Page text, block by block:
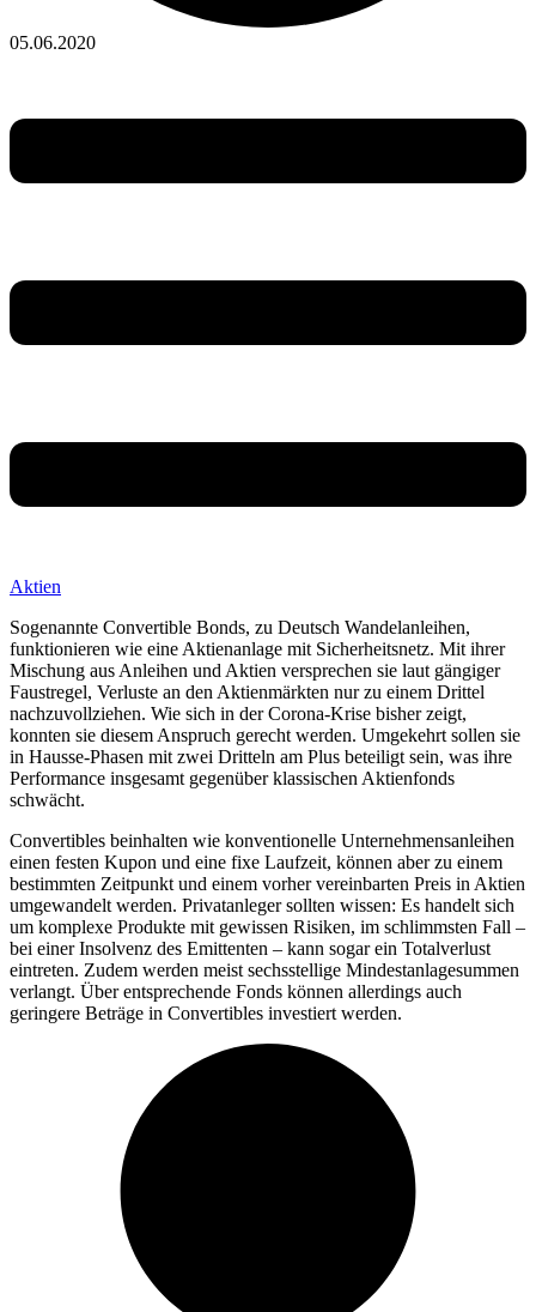
05.06.2020
Aktien
Sogenannte Convertible Bonds, zu Deutsch Wandelanleihen,
funktionieren wie eine Aktienanlage mit Sicherheitsnetz. Mit ihrer
Mischung aus Anleihen und Aktien versprechen sie laut gängiger
Faustregel, Verluste an den Aktienmärkten nur zu einem Drittel
nachzuvollziehen. Wie sich in der Corona-Krise bisher zeigt,
konnten sie diesem Anspruch gerecht werden. Umgekehrt sollen sie
in Hausse-Phasen mit zwei Dritteln am Plus beteiligt sein, was ihre
Performance insgesamt gegenüber klassischen Aktienfonds
schwächt.
Convertibles beinhalten wie konventionelle Unternehmensanleihen
einen festen Kupon und eine fixe Laufzeit, können aber zu einem
bestimmten Zeitpunkt und einem vorher vereinbarten Preis in Aktien
umgewandelt werden. Privatanleger sollten wissen: Es handelt sich
um komplexe Produkte mit gewissen Risiken, im schlimmsten Fall –
bei einer Insolvenz des Emittenten – kann sogar ein Totalverlust
eintreten. Zudem werden meist sechsstellige Mindestanlagesummen
verlangt. Über entsprechende Fonds können allerdings auch
geringere Beträge in Convertibles investiert werden.